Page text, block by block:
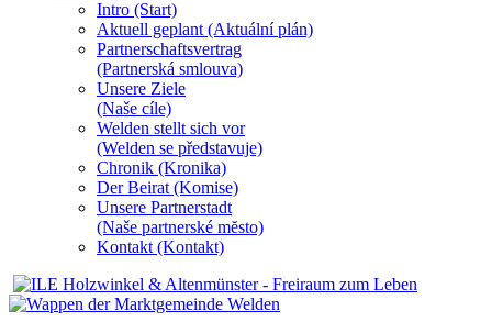
Intro (Start)
Aktuell geplant (Aktuální plán)
Partnerschaftsvertrag
(Partnerská smlouva)
Unsere Ziele
(Naše cíle)
Welden stellt sich vor
(Welden se představuje)
Chronik (Kronika)
Der Beirat (Komise)
Unsere Partnerstadt
(Naše partnerské mĕsto)
Kontakt (Kontakt)